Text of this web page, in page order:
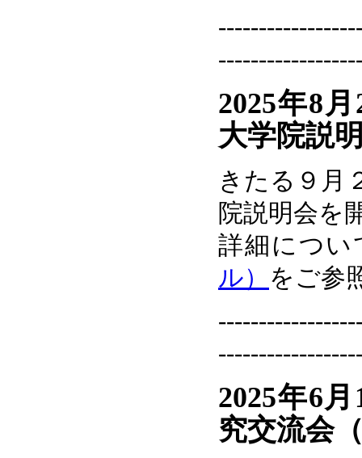
2025年8
大学院説
きたる９月
院説明会を
詳細につ
ル） をご参
2025年6
究交流会